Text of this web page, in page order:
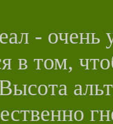
-
в том,